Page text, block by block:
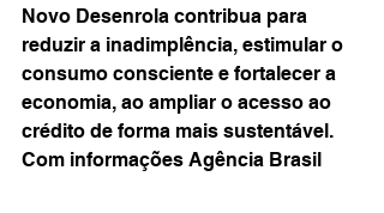
Novo Desenrola contribua para
reduzir a inadimplência, estimular o
consumo consciente e fortalecer a
economia, ao ampliar o acesso ao
crédito de forma mais sustentável.
Com informações Agência Brasil